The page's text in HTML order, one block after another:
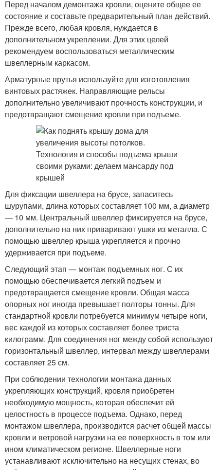
Перед началом демонтажа кровли, оцените общее ее
состояние и составьте предварительный план действий.
Прежде всего, любая кровля, нуждается в
дополнительном укреплении. Для этих целей
рекомендуем воспользоваться металлическим
швеллерным каркасом.
Арматурные прутья используйте для изготовления
винтовых растяжек. Направляющие рельсы
дополнительно увеличивают прочность конструкции, и
предотвращают смещение кровли при подъеме.
Для фиксации швеллера на брусе, запаситесь
шурупами, длина которых составляет 100 мм, а диаметр
— 10 мм. Центральный швеллер фиксируется на брусе,
дополнительно на них приваривают ушки из металла. С
помощью швеллер крыша укрепляется и прочно
удерживается при подъеме.
Следующий этап — монтаж подъемных ног. С их
помощью обеспечивается легкий подъем и
предотвращается смещение кровли. Общая масса
опорных ног иногда превышает полторы тонны. Для
стандартной кровли потребуется минимум четыре ноги,
вес каждой из которых составляет более триста
килограмм. Для соединения ног между собой используют
горизонтальный швеллер, интервал между швеллерами
составляет 25 см.
При соблюдении технологии монтажа данных
укрепляющих конструкций, кровля приобретен
необходимую мощность, которая обеспечит ей
целостность в процессе подъема. Однако, перед
монтажом швеллера, производится расчет общей массы
кровли и ветровой нагрузки на ее поверхность в том или
ином климатическом регионе. Швеллерные ноги
устанавливают исключительно на несущих стенах, во